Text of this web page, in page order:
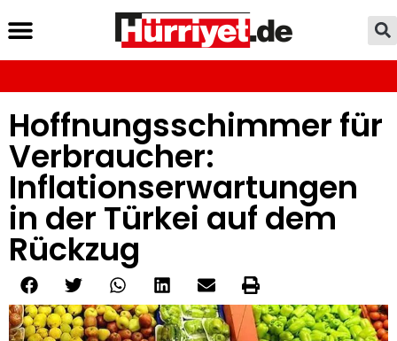
Hoffnungsschimmer für
Verbraucher:
Inflationserwartungen
in der Türkei auf dem
Rückzug